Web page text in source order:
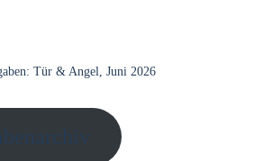
Tür & Angel, Juni 2026